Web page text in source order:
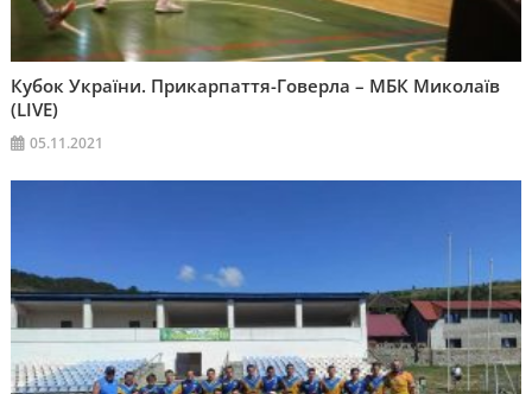
Кубок України. Прикарпаття-Говерла – МБК Миколаїв
(LIVE)
05.11.2021